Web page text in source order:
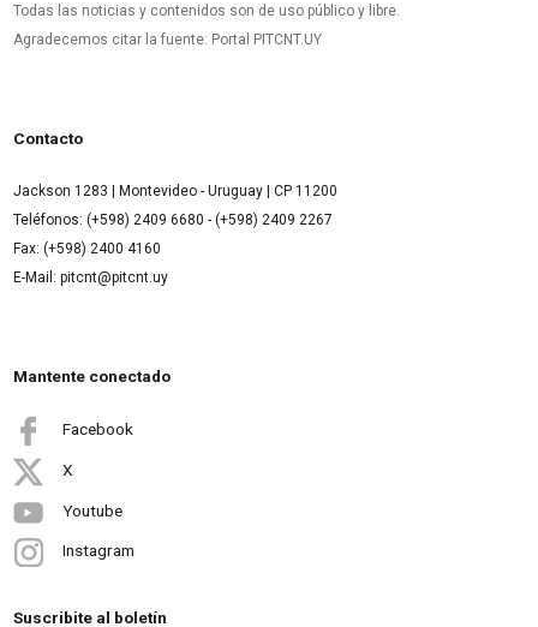
Todas las noticias y contenidos son de uso público y libre.
Agradecemos citar la fuente: Portal PITCNT.UY
Contacto
Jackson 1283 | Montevideo - Uruguay | CP 11200
Teléfonos: (+598) 2409 6680 - (+598) 2409 2267
Fax: (+598) 2400 4160
E-Mail: pitcnt@pitcnt.uy
Mantente conectado
Facebook
X
Youtube
Instagram
Suscribite al boletín